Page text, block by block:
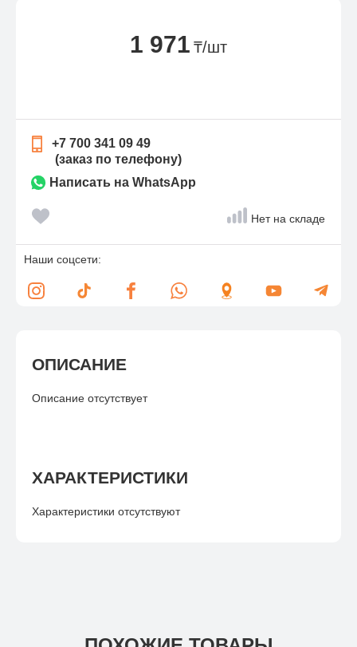
ОПИСАНИЕ
Описание отсутствует
ХАРАКТЕРИСТИКИ
Характеристики отсутствуют
1 971 ₸/шт
+7 700 341 09 49
(заказ по телефону)
Написать на WhatsApp
Нет на складе
Наши соцсети: